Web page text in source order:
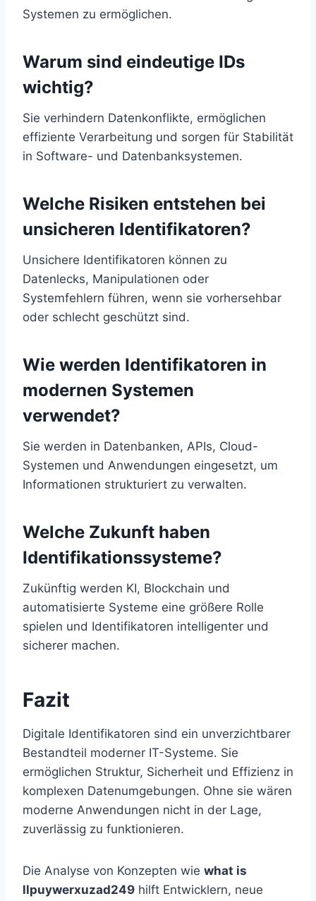
Systemen zu ermöglichen.
Warum sind eindeutige IDs
wichtig?
Sie verhindern Datenkonflikte, ermöglichen
effiziente Verarbeitung und sorgen für Stabilität
in Software- und Datenbanksystemen.
Welche Risiken entstehen bei
unsicheren Identifikatoren?
Unsichere Identifikatoren können zu
Datenlecks, Manipulationen oder
Systemfehlern führen, wenn sie vorhersehbar
oder schlecht geschützt sind.
Wie werden Identifikatoren in
modernen Systemen
verwendet?
Sie werden in Datenbanken, APIs, Cloud-
Systemen und Anwendungen eingesetzt, um
Informationen strukturiert zu verwalten.
Welche Zukunft haben
Identifikationssysteme?
Zukünftig werden KI, Blockchain und
automatisierte Systeme eine größere Rolle
spielen und Identifikatoren intelligenter und
sicherer machen.
Fazit
Digitale Identifikatoren sind ein unverzichtbarer
Bestandteil moderner IT-Systeme. Sie
ermöglichen Struktur, Sicherheit und Effizienz in
komplexen Datenumgebungen. Ohne sie wären
moderne Anwendungen nicht in der Lage,
zuverlässig zu funktionieren.
Die Analyse von Konzepten wie what is
llpuywerxuzad249 hilft Entwicklern, neue